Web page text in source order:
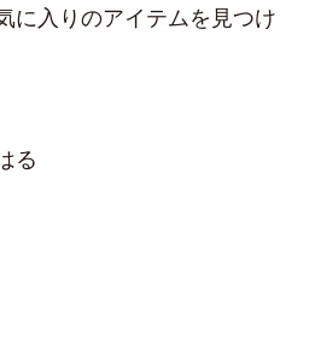
に入りのアイテムを見つけ
る